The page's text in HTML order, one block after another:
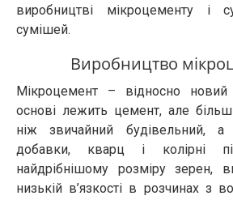
виробництві мікроцементу і
сумішей.
Виробництво
Мікроцемент – відносно новий
основі лежить цемент, але
ніж звичайний будівельний, а
добавки, кварц і колірні
найдрібнішому розміру зерен,
низькій в’язкості в розчинах з